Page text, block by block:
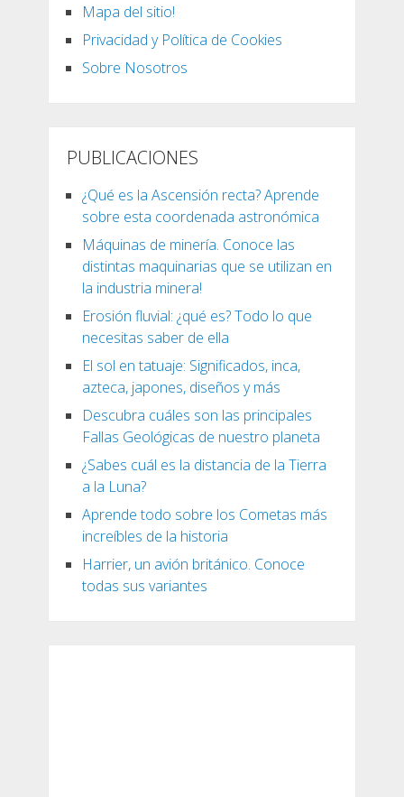
Mapa del sitio!
Privacidad y Política de Cookies
Sobre Nosotros
PUBLICACIONES
¿Qué es la Ascensión recta? Aprende
sobre esta coordenada astronómica
Máquinas de minería. Conoce las
distintas maquinarias que se utilizan en
la industria minera!
Erosión fluvial: ¿qué es? Todo lo que
necesitas saber de ella
El sol en tatuaje: Significados, inca,
azteca, japones, diseños y más
Descubra cuáles son las principales
Fallas Geológicas de nuestro planeta
¿Sabes cuál es la distancia de la Tierra
a la Luna?
Aprende todo sobre los Cometas más
increíbles de la historia
Harrier, un avión británico. Conoce
todas sus variantes